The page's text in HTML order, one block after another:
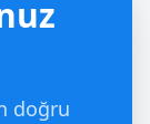
doğru